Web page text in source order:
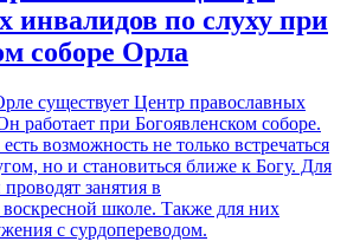
инвалидов по слуху при
соборе Орла
существует Центр православных
работает при Богоявленском соборе.
возможность не только встречаться
но и становиться ближе к Богу. Для
занятия в
школе. Также для них
с сурдопереводом.